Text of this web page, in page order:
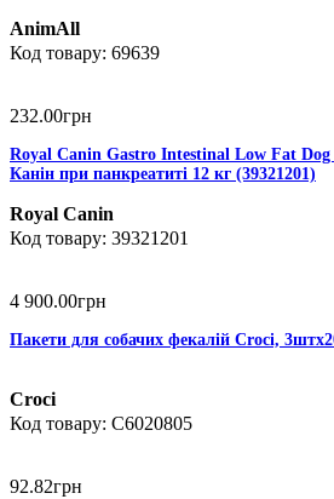
AnimAll
69639
232.00грн
Royal Canin Gastro Intestinal Low Fat
Канін при панкреатиті 12 кг (39321201)
Royal Canin
39321201
4 900.00грн
Пакети для собачих фекалій Сroci,
Croci
C6020805
92.82грн